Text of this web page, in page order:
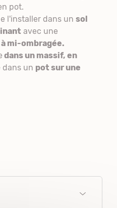
pot.
l'installer dans un sol
avec une
mi-ombragée.
dans un massif, en
dans un pot sur une